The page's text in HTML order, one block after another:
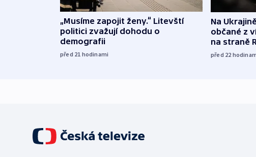
„Musíme zapojit ženy.“ Litevští
politici zvažují dohodu o
demografii
před 21 hodinami
Na
občané z
na straně
před 22